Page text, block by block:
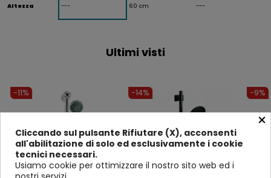
Altezza --- 60 cm ---
Ultimi visti
-11% -14% -9%
×
Cliccando sul pulsante Rifiutare (X), acconsenti
all'abilitazione di solo ed esclusivamente i cookie
tecnici necessari.
Usiamo cookie per ottimizzare il nostro sito web ed i